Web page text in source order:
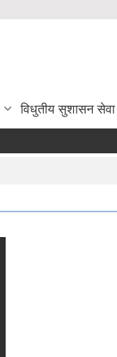
विधुतीय सुशासन सेवा